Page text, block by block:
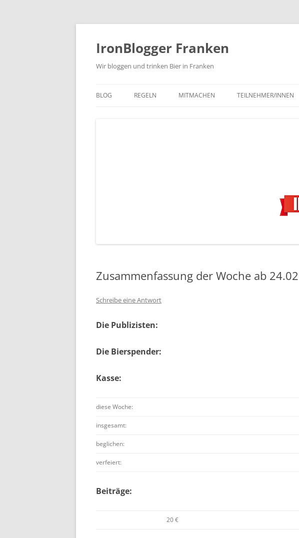
Zum
IronBlogger Franken
Wir bloggen und trinken Bier in Franken
BLOG REGELN MITMACHEN TEILNEHMER/INNEN
Zusammenfassung der Woche ab
Schreibe eine Antwort
Die Publizisten:
Die Bierspender:
Kasse:
diese Woche:
insgesamt:
beglichen:
verfeiert:
Beiträge:
20 €